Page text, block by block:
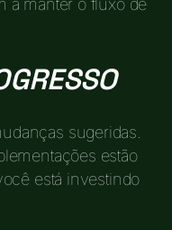
a manter o fluxo de
sugeridas.
estão
está investindo